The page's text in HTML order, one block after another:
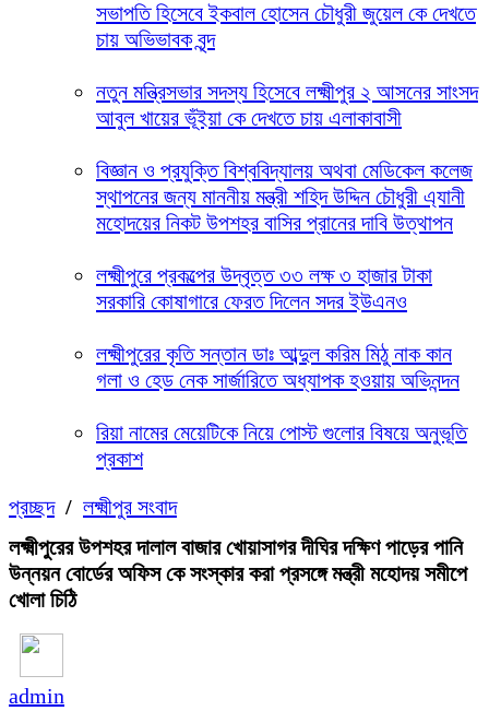
সভাপতি হিসেবে ইকবাল হোসেন চৌধুরী জুয়েল কে দেখতে
চায় অভিভাবক বৃন্দ
নতুন মন্ত্রিসভার সদস্য হিসেবে লক্ষ্মীপুর ২ আসনের সাংসদ
আবুল খায়ের ভূঁইয়া কে দেখতে চায় এলাকাবাসী
বিজ্ঞান ও প্রযুক্তি বিশ্ববিদ্যালয় অথবা মেডিকেল কলেজ
স্থাপনের জন্য মাননীয় মন্ত্রী শহিদ উদ্দিন চৌধুরী এ্যানী
মহোদয়ের নিকট উপশহর বাসির প্রানের দাবি উত্থাপন
লক্ষ্মীপুরে প্রকল্পের উদ্বৃত্ত ৩৩ লক্ষ ৩ হাজার টাকা
সরকারি কোষাগারে ফেরত দিলেন সদর ইউএনও
লক্ষ্মীপুরের কৃতি সন্তান ডাঃ আব্দুল করিম মিঠু নাক কান
গলা ও হেড নেক সার্জারিতে অধ্যাপক হওয়ায় অভিনন্দন
রিয়া নামের মেয়েটিকে নিয়ে পোস্ট গুলোর বিষয়ে অনুভূতি
প্রকাশ
প্রচ্ছদ/ লক্ষ্মীপুর সংবাদ
লক্ষ্মীপুরের উপশহর দালাল বাজার খোয়াসাগর দীঘির দক্ষিণ পাড়ের পানি
উন্নয়ন বোর্ডের অফিস কে সংস্কার করা প্রসঙ্গে মন্ত্রী মহোদয় সমীপে
খোলা চিঠি
admin